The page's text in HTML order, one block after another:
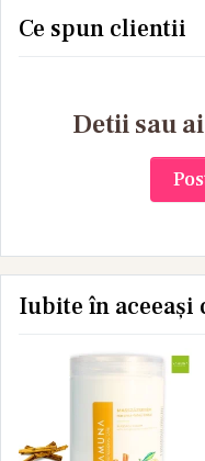
Ce spun clientii
Detii sau
Iubite în aceeași